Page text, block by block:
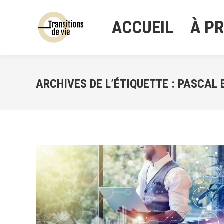
ACCUEIL À
ARCHIVES DE L’ÉTIQUETTE : PASCAL
ACCUEIL À